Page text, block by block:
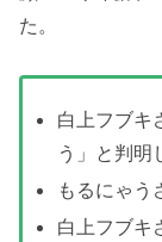
た。
白上フブキ
う」と判明
もるにゃう
白上フブキ